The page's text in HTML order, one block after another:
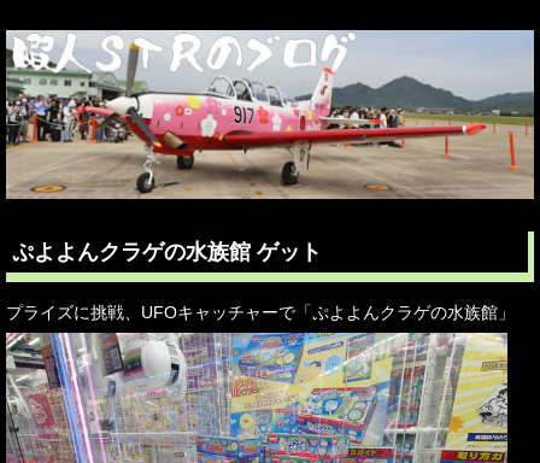
ぷよよんクラゲの水族館 ゲット
プライズに挑戦、UFOキャッチャーで「ぷよよんクラゲの水族館」